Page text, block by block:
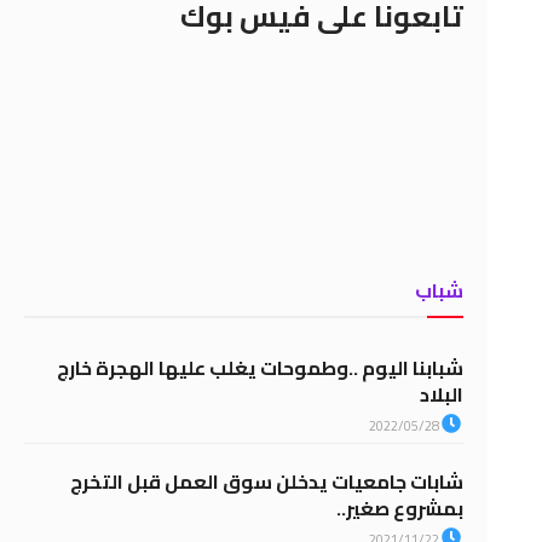
تابعونا على فيس بوك
شباب
شبابنا اليوم ..وطموحات يغلب عليها الهجرة خارج
البلاد
2022/05/28
شابات جامعيات يدخلن سوق العمل قبل التخرج
بمشروع صغير..